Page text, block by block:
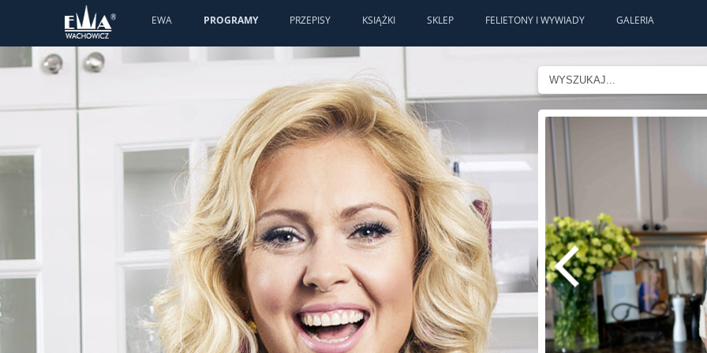
EWA PROGRAMY PRZEPISY KSIĄŻKI SKLEP FELIETONY I WYWIADY GALERIA